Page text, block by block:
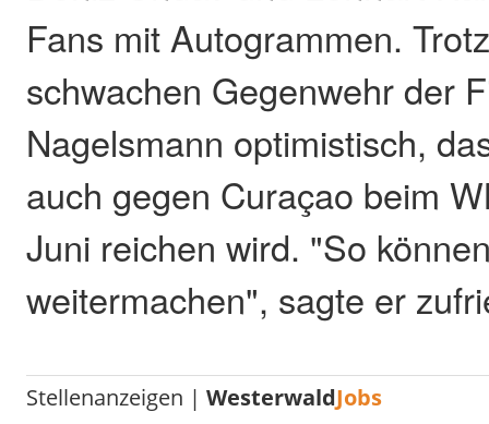
Fans mit Autogrammen.
schwachen Gegenwehr der
Nagelsmann optimistisch,
auch gegen Curaçao beim
Juni reichen wird. "So
weitermachen", sagte er
Stellenanzeigen |WesterwaldJobs